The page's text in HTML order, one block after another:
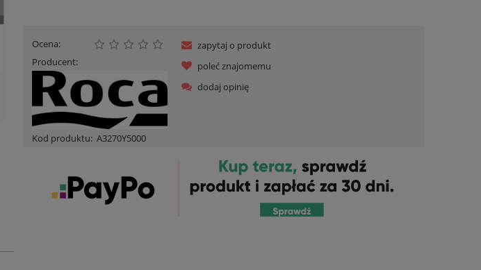
Ocena:
Producent:
Kod produktu: A3270Y5000
zapytaj o produkt
poleć znajomemu
dodaj opinię